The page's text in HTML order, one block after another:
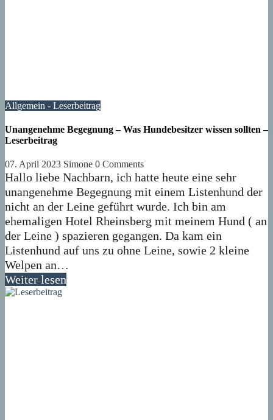
Allgemein - Leserbeitrag
Unangenehme Begegnung – Was Hundebesitzer wissen sollten –
Leserbeitrag
07. April 2023 Simone 0 Comments
Hallo liebe Nachbarn, ich hatte heute eine sehr
unangenehme Begegnung mit einem Listenhund der
nicht an der Leine geführt wurde. Ich bin am
ehemaligen Hotel Rheinsberg mit meinem Hund ( an
der Leine ) spazieren gegangen. Da kam ein
Listenhund auf uns zu ohne Leine, sowie 2 kleine
Welpen an…
Weiter lesen